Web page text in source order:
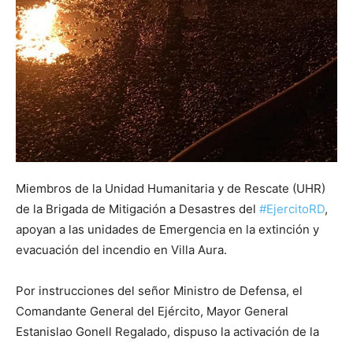
Miembros de la Unidad Humanitaria y de Rescate (UHR)
de la Brigada de Mitigación a Desastres del #EjercitoRD,
apoyan a las unidades de Emergencia en la extinción y
evacuación del incendio en Villa Aura.
Por instrucciones del señor Ministro de Defensa, el
Comandante General del Ejército, Mayor General
Estanislao Gonell Regalado, dispuso la activación de la